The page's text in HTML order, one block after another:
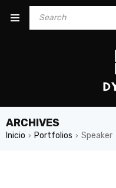
ARCHIVES
Inicio › Portfolios › Speaker